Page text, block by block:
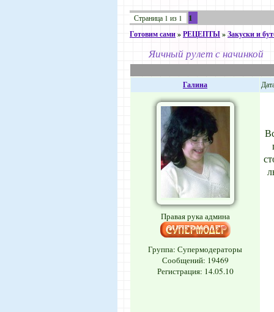
Страница 1 из 1 1
Готовим сами»РЕЦЕПТЫ»Закуски и
Яичный рулет с начинкой
Галина
Правая рука админа
Группа: Супермодераторы
Сообщений: 19469
Регистрация: 14.05.10